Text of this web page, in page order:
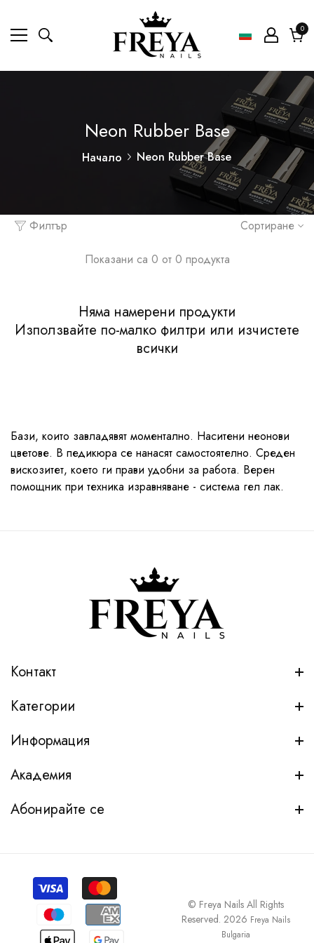
00
Neon Rubber Base
Начало Neon Rubber Base
Филтър Сортиране
Показани са 0 от 0 продукта
Няма намерени продукти
Използвайте по-малко филтри или изчистете
всички
Бази, които завладявят моментално. Наситени неонови
цветове. В педикюра се нанасят самостоятелно. Среден
вискозитет, което ги прави удобни за работа. Верен
помощник при техника изравняване - система гел лак.
Контакт
Категории
Информация
Академия
Абонирайте се
© Freya Nails All Rights
Reserved. 2026 Freya Nails
Bulgaria